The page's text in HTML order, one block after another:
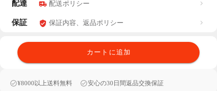
配達 配送ポリシー
保証 保証内容、返品ポリシー
カートに追加
¥8000以上送料無料 安心の30日間返品交換保証